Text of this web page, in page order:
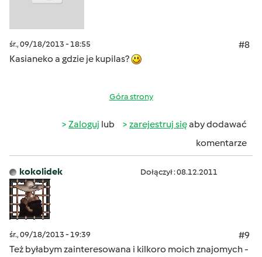
śr., 09/18/2013 - 18:55
#8
Kasianeko a gdzie je kupilas?
Góra strony
Zaloguj lub zarejestruj sięaby dodawać
komentarze
kokolidek Dołączył : 08.12.2011
śr., 09/18/2013 - 19:39
#9
Też byłabym zainteresowana i kilkoro moich znajomych -